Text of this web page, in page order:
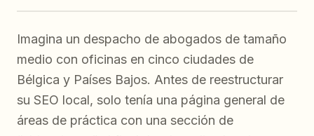
Imagina un despacho de abogados de tamaño
medio con oficinas en cinco ciudades de
Bélgica y Países Bajos. Antes de reestructurar
su SEO local, solo tenía una página general de
áreas de práctica con una sección de